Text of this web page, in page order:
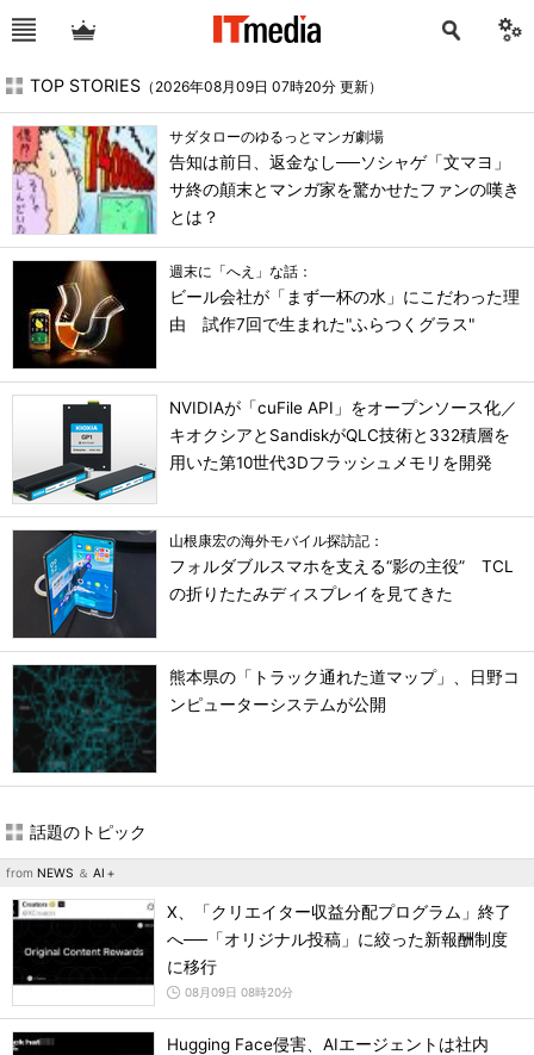
TOP STORIES （2026年08月09日 07時20分 更新）
サダタローのゆるっとマンガ劇場
告知は前日、返金なし──ソシャゲ「文マヨ」
サ終の顛末とマンガ家を驚かせたファンの嘆き
とは？
週末に「へえ」な話：
ビール会社が「まず一杯の水」にこだわった理
由 試作7回で生まれた"ふらつくグラス"
NVIDIAが「cuFile API」をオープンソース化／
キオクシアとSandiskがQLC技術と332積層を
用いた第10世代3Dフラッシュメモリを開発
山根康宏の海外モバイル探訪記：
フォルダブルスマホを支える“影の主役” TCL
の折りたたみディスプレイを見てきた
熊本県の「トラック通れた道マップ」、日野コ
ンピューターシステムが公開
話題のトピック
from NEWS ＆ AI＋
X、「クリエイター収益分配プログラム」終了
へ──「オリジナル投稿」に絞った新報酬制度
に移行
08月09日 08時20分
Hugging Face侵害、AIエージェントは社内